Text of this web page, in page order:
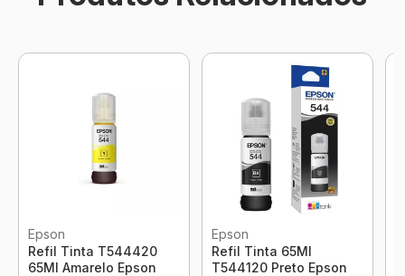
Epson
Refil Tinta T544420
65Ml Amarelo Epson
Epson
Refil Tinta 65Ml
T544120 Preto Epson